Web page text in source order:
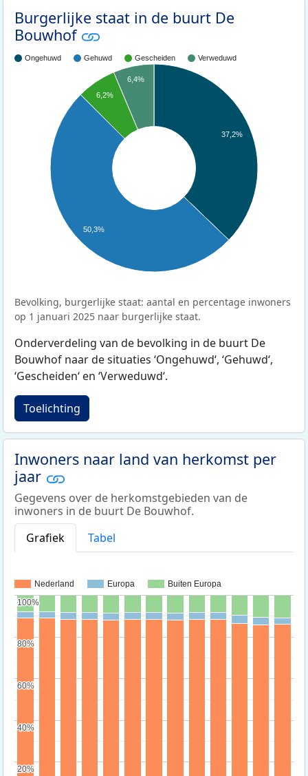
Burgerlijke staat in de buurt De
Bouwhof
Ongehuwd Gehuwd Gescheiden Verweduwd
37,2%
6,4%
6,2%
50,3%
Bevolking, burgerlijke staat: aantal en percentage inwoners
op 1 januari 2025 naar burgerlijke staat.
Onderverdeling van de bevolking in de buurt De
Bouwhof naar de situaties ‘Ongehuwd‘, ‘Gehuwd‘,
‘Gescheiden‘ en ‘Verweduwd‘.
Toelichting
Inwoners naar land van herkomst per
jaar
Gegevens over de herkomstgebieden van de
inwoners in de buurt De Bouwhof.
Grafiek
Tabel
Nederland Europa Buiten Europa
20%
20%
40%
40%
60%
60%
80%
80%
100%
100%